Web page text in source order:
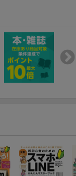
ています。
具体的に紹介して
が可能なメモ、
画編集など
ています。